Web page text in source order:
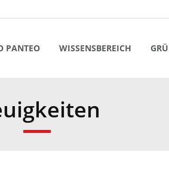
PANTEO WISSENSBEREICH